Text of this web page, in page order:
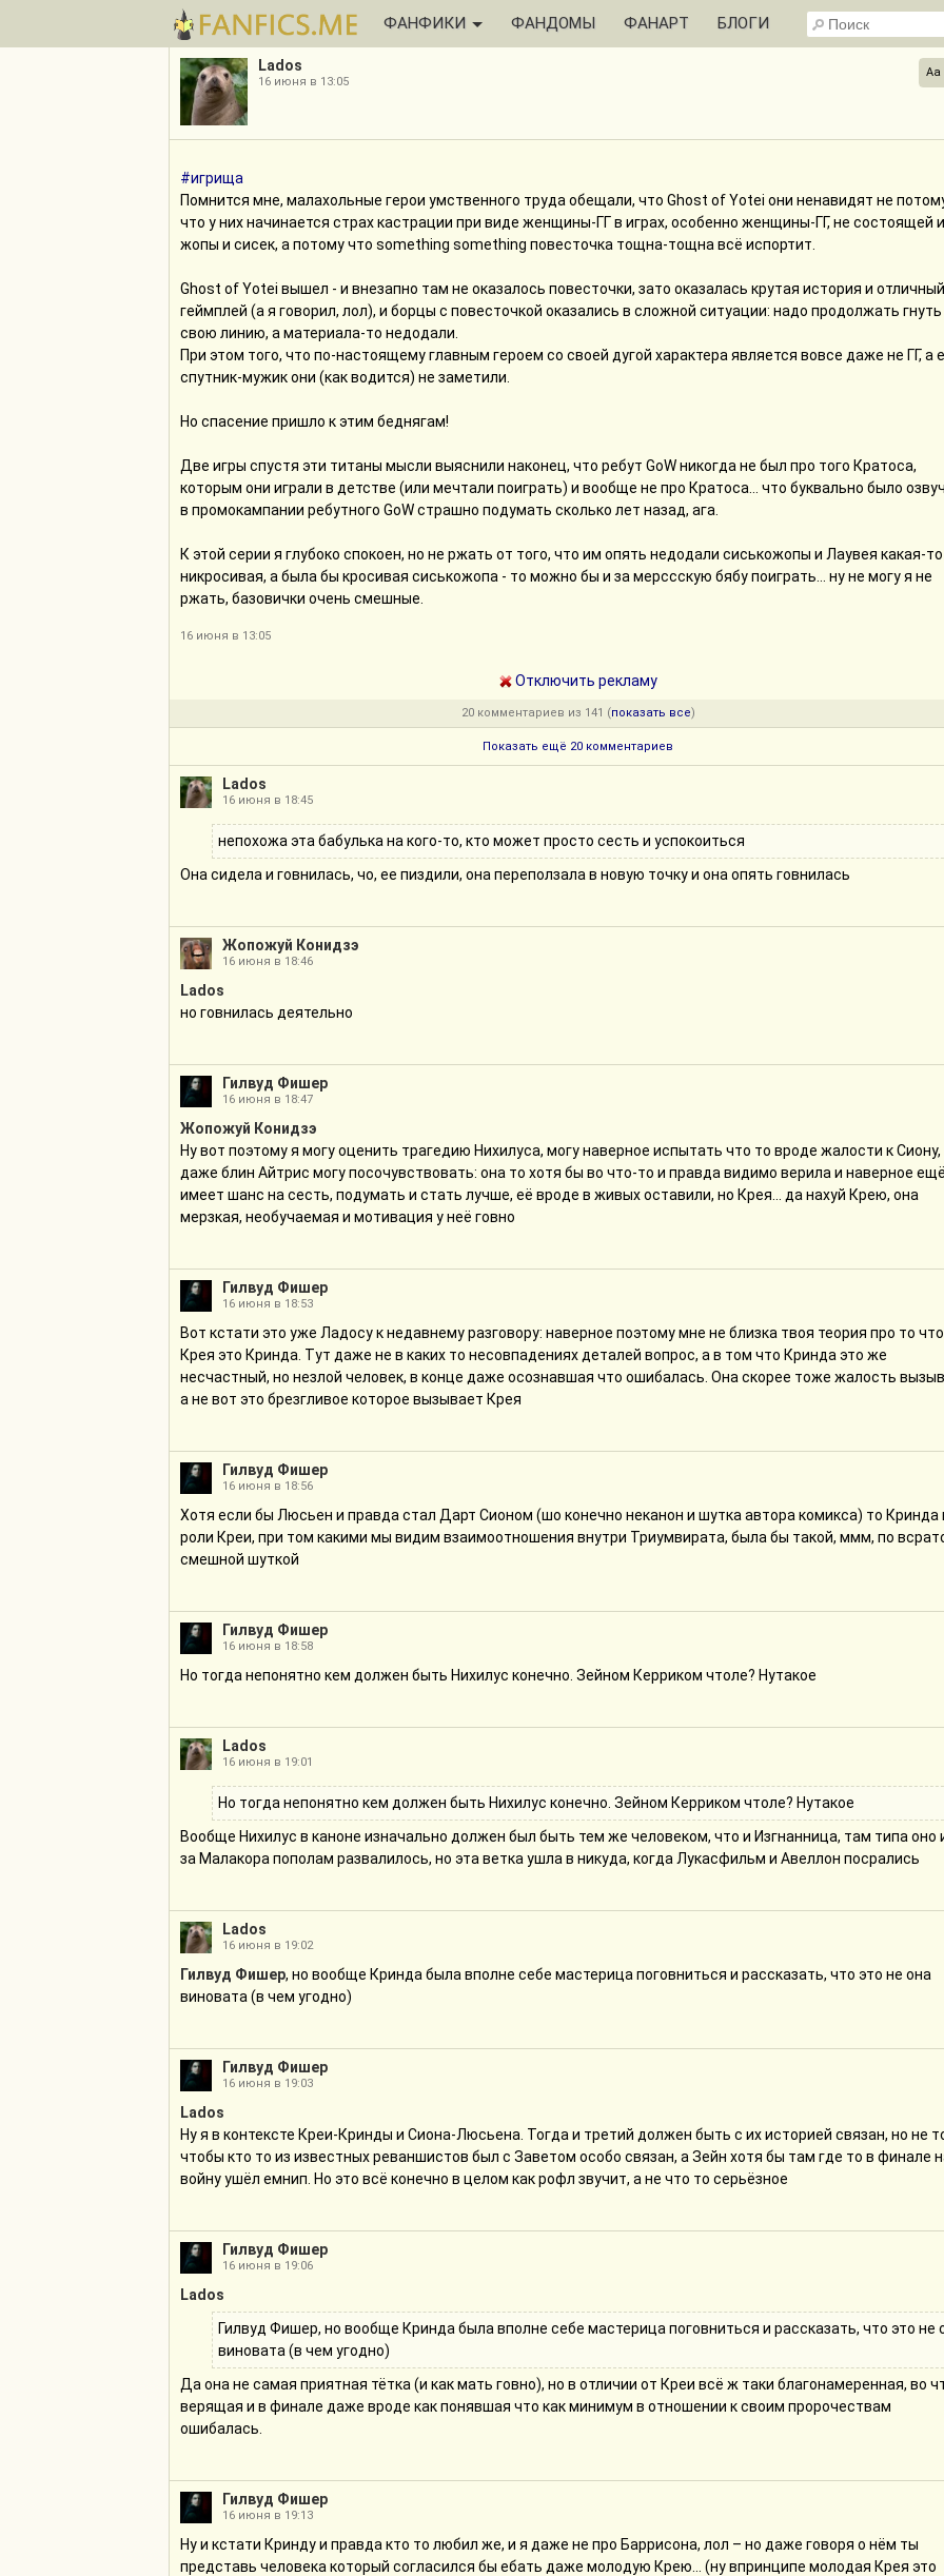
ФАНФИКИ ФАНДОМЫ ФАНАРТ БЛОГИ
Lados
16 июня в 13:05
Aa
#игрища
Помнится мне, малахольные герои умственного труда обещали, что Ghost of Yotei они ненавидят не
что у них начинается страх кастрации при виде женщины-ГГ в играх, особенно женщины-ГГ, не состоящей
жопы и сисек, а потому что something something повесточка тощна-тощна всё испортит.
Ghost of Yotei вышел - и внезапно там не оказалось повесточки, зато оказалась крутая история и отличный
геймплей (а я говорил, лол), и борцы с повесточкой оказались в сложной ситуации: надо продолжать гнуть
свою линию, а материала-то недодали.
При этом того, что по-настоящему главным героем со своей дугой характера является вовсе даже не ГГ, а
спутник-мужик они (как водится) не заметили.
Но спасение пришло к этим беднягам!
Две игры спустя эти титаны мысли выяснили наконец, что ребут GoW никогда не был про того Кратоса,
которым они играли в детстве (или мечтали поиграть) и вообще не про Кратоса... что буквально было
в промокампании ребутного GoW страшно подумать сколько лет назад, ага.
К этой серии я глубоко спокоен, но не ржать от того, что им опять недодали сиськожопы и Лаувея какая-то
никросивая, а была бы кросивая сиськожопа - то можно бы и за мерссскую бябу поиграть... ну не могу я не
ржать, базовички очень смешные.
16 июня в 13:05
Отключить рекламу
20 комментариев из 141 (показать все)
Показать ещё 20 комментариев
Lados
16 июня в 18:45
непохожа эта бабулька на кого-то, кто может просто сесть и успокоиться
Она сидела и говнилась, чо, ее пиздили, она переползала в новую точку и она опять говнилась
Жопожуй Конидзэ
16 июня в 18:46
Lados
но говнилась деятельно
Гилвуд Фишер
16 июня в 18:47
Жопожуй Конидзэ
Ну вот поэтому я могу оценить трагедию Нихилуса, могу наверное испытать что то вроде жалости к Сиону,
даже блин Айтрис могу посочувствовать: она то хотя бы во что-то и правда видимо верила и наверное ещё
имеет шанс на сесть, подумать и стать лучше, её вроде в живых оставили, но Крея... да нахуй Крею, она
мерзкая, необучаемая и мотивация у неё говно
Гилвуд Фишер
16 июня в 18:53
Вот кстати это уже Ладосу к недавнему разговору: наверное поэтому мне не близка твоя теория про то что
Крея это Кринда. Тут даже не в каких то несовпадениях деталей вопрос, а в том что Кринда это же
несчастный, но незлой человек, в конце даже осознавшая что ошибалась. Она скорее тоже жалость
а не вот это брезгливое которое вызывает Крея
Гилвуд Фишер
16 июня в 18:56
Хотя если бы Люсьен и правда стал Дарт Сионом (шо конечно неканон и шутка автора комикса) то Кринда
роли Креи, при том какими мы видим взаимоотношения внутри Триумвирата, была бы такой, ммм, по
смешной шуткой
Гилвуд Фишер
16 июня в 18:58
Но тогда непонятно кем должен быть Нихилус конечно. Зейном Керриком чтоле? Нутакое
Lados
16 июня в 19:01
Но тогда непонятно кем должен быть Нихилус конечно. Зейном Керриком чтоле? Нутакое
Вообще Нихилус в каноне изначально должен был быть тем же человеком, что и Изгнанница, там типа оно
за Малакора пополам развалилось, но эта ветка ушла в никуда, когда Лукасфильм и Авеллон посрались
Lados
16 июня в 19:02
Гилвуд Фишер, но вообще Кринда была вполне себе мастерица поговниться и рассказать, что это не она
виновата (в чем угодно)
Гилвуд Фишер
16 июня в 19:03
Lados
Ну я в контексте Креи-Кринды и Сиона-Люсьена. Тогда и третий должен быть с их историей связан, но не
чтобы кто то из известных реваншистов был с Заветом особо связан, а Зейн хотя бы там где то в финале
войну ушёл емнип. Но это всё конечно в целом как рофл звучит, а не что то серьёзное
Гилвуд Фишер
16 июня в 19:06
Lados
Гилвуд Фишер, но вообще Кринда была вполне себе мастерица поговниться и рассказать, что это не
виновата (в чем угодно)
Да она не самая приятная тётка (и как мать говно), но в отличии от Креи всё ж таки благонамеренная, во
верящая и в финале даже вроде как понявшая что как минимум в отношении к своим пророчествам
ошибалась.
Гилвуд Фишер
16 июня в 19:13
Ну и кстати Кринду и правда кто то любил же, и я даже не про Баррисона, лол – но даже говоря о нём ты
представь человека который согласился бы ебать даже молодую Крею... (ну впринципе молодая Крея это